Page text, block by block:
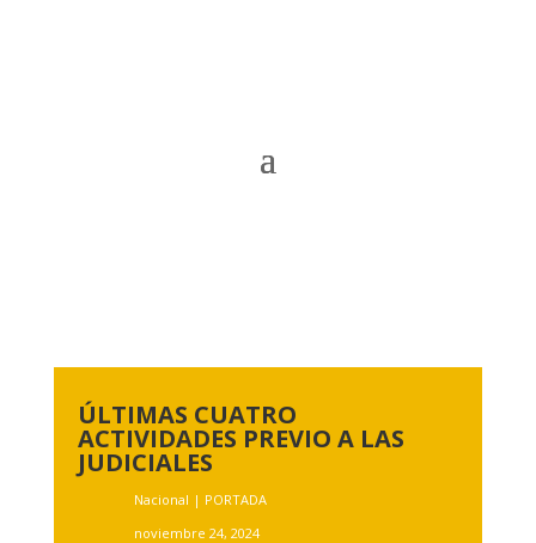
ÚLTIMAS CUATRO
ACTIVIDADES PREVIO A LAS
JUDICIALES
Nacional | PORTADA
noviembre 24, 2024